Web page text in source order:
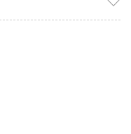
한 학문을 말한다. 우리가
있을 뿐 아니라 우리 자
단순히 알아두면 좋은 지